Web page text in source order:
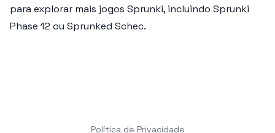
para explorar mais jogos Sprunki, incluindo Sprunki
Phase 12 ou Sprunked Schec.
Política de Privacidade